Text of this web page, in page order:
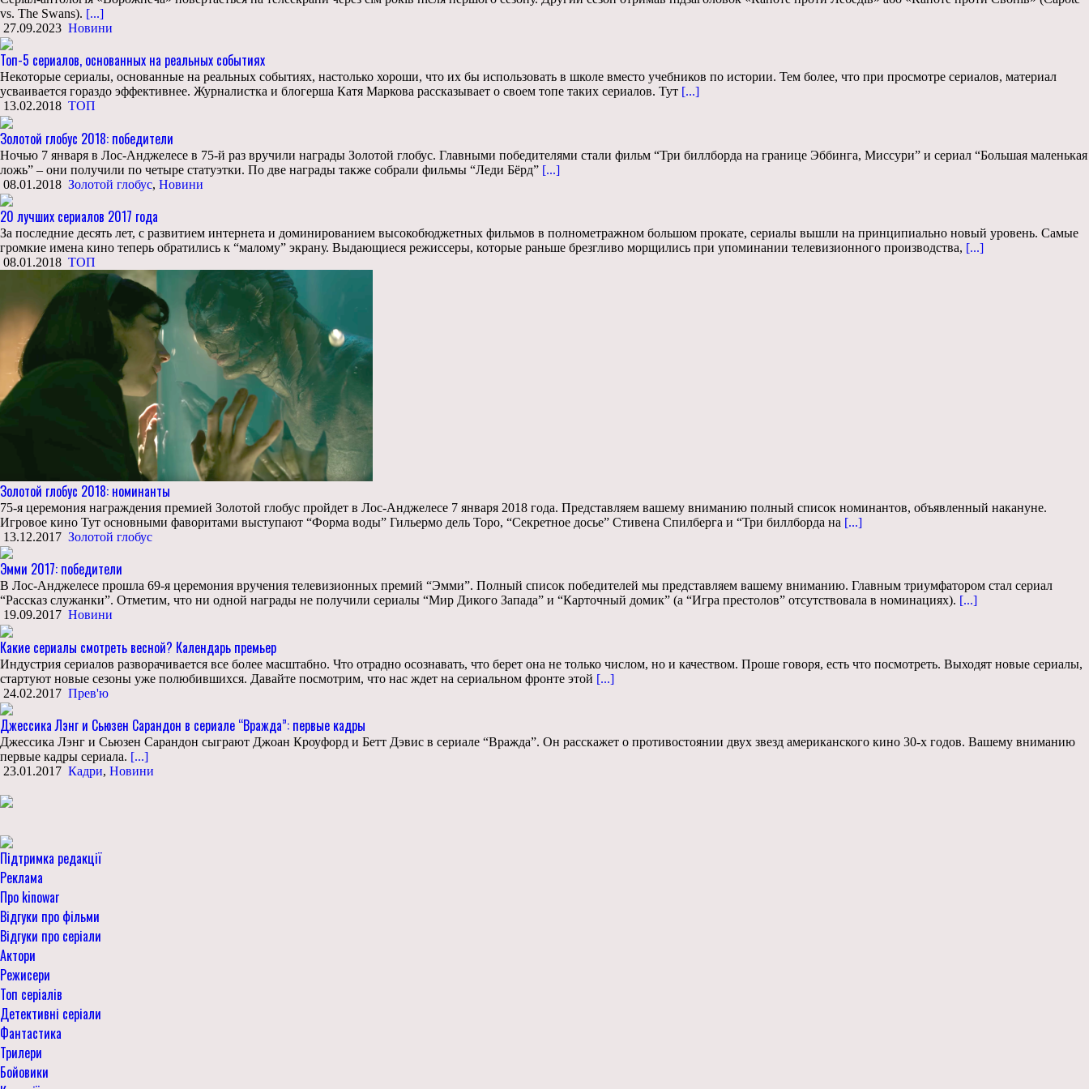
vs. The Swans). [...]
27.09.2023 Новини
Топ-5 сериалов, основанных на реальных событиях
Некоторые сериалы, основанные на реальных событиях, настолько хороши, что их бы использовать в школе вместо учебников по истории. Тем более, что при просмотре сериалов, материал
усваивается гораздо эффективнее. Журналистка и блогерша Катя Маркова рассказывает о своем топе таких сериалов. Тут [...]
13.02.2018 ТОП
Золотой глобус 2018: победители
Ночью 7 января в Лос-Анджелесе в 75-й раз вручили награды Золотой глобус. Главными победителями стали фильм “Три биллборда на границе Эббинга, Миссури” и сериал “Большая маленькая
ложь” – они получили по четыре статуэтки. По две награды также собрали фильмы “Леди Бёрд” [...]
08.01.2018 Золотой глобус, Новини
20 лучших сериалов 2017 года
За последние десять лет, с развитием интернета и доминированием высокобюджетных фильмов в полнометражном большом прокате, сериалы вышли на принципиально новый уровень. Самые
громкие имена кино теперь обратились к “малому” экрану. Выдающиеся режиссеры, которые раньше брезгливо морщились при упоминании телевизионного производства, [...]
08.01.2018 ТОП
Золотой глобус 2018: номинанты
75-я церемония награждения премией Золотой глобус пройдет в Лос-Анджелесе 7 января 2018 года. Представляем вашему вниманию полный список номинантов, объявленный накануне.
Игровое кино Тут основными фаворитами выступают “Форма воды” Гильермо дель Торо, “Секретное досье” Стивена Спилберга и “Три биллборда на [...]
13.12.2017 Золотой глобус
Эмми 2017: победители
В Лос-Анджелесе прошла 69-я церемония вручения телевизионных премий “Эмми”. Полный список победителей мы представляем вашему вниманию. Главным триумфатором стал сериал
“Рассказ служанки”. Отметим, что ни одной награды не получили сериалы “Мир Дикого Запада” и “Карточный домик” (а “Игра престолов” отсутствовала в номинациях). [...]
19.09.2017 Новини
Какие сериалы смотреть весной? Календарь премьер
Индустрия сериалов разворачивается все более масштабно. Что отрадно осознавать, что берет она не только числом, но и качеством. Проше говоря, есть что посмотреть. Выходят новые сериалы,
стартуют новые сезоны уже полюбившихся. Давайте посмотрим, что нас ждет на сериальном фронте этой [...]
24.02.2017 Прев'ю
Джессика Лэнг и Сьюзен Сарандон в сериале “Вражда”: первые кадры
Джессика Лэнг и Сьюзен Сарандон сыграют Джоан Кроуфорд и Бетт Дэвис в сериале “Вражда”. Он расскажет о противостоянии двух звезд американского кино 30-х годов. Вашему вниманию
первые кадры сериала. [...]
23.01.2017 Кадри, Новини
Підтримка редакції
Реклама
Про kinowar
Відгуки про фільми
Відгуки про серіали
Актори
Режисери
Топ серіалів
Детективні серіали
Фантастика
Трилери
Бойовики